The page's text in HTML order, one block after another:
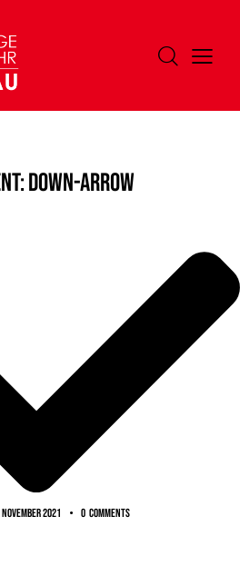
down-arrow
November 2021 0 Comments